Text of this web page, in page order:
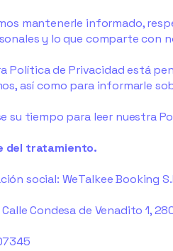
mantenerle informado,
y lo que comparte con
Política de Privacidad está
así como para informarle
su tiempo para leer nuestra
del tratamiento.
social: WeTalkee Booking
Condesa de Venadito 1,